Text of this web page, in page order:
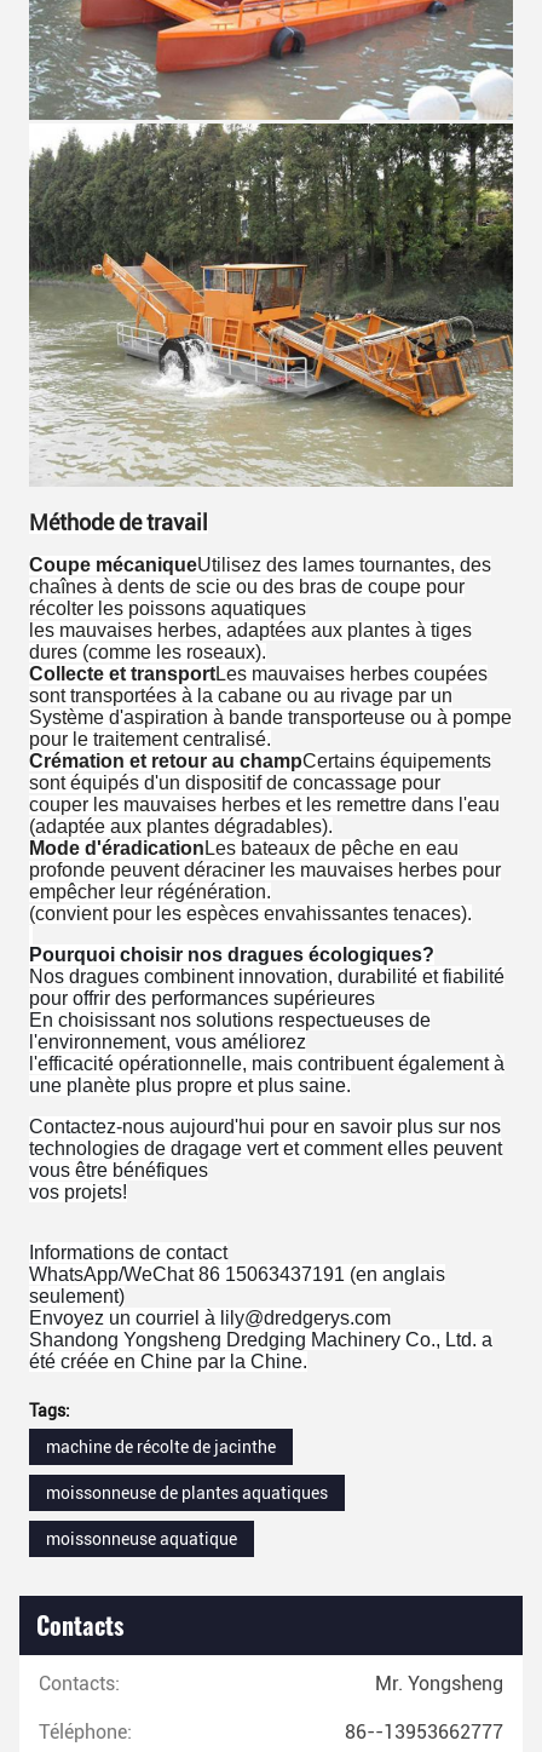
Méthode de travail
Coupe mécaniqueUtilisez des lames tournantes, des
chaînes à dents de scie ou des bras de coupe pour
récolter les poissons aquatiques
les mauvaises herbes, adaptées aux plantes à tiges
dures (comme les roseaux).
Collecte et transportLes mauvaises herbes coupées
sont transportées à la cabane ou au rivage par un
Système d'aspiration à bande transporteuse ou à pompe
pour le traitement centralisé.
Crémation et retour au champCertains équipements
sont équipés d'un dispositif de concassage pour
couper les mauvaises herbes et les remettre dans l'eau
(adaptée aux plantes dégradables).
Mode d'éradication Les bateaux de pêche en eau
profonde peuvent déraciner les mauvaises herbes pour
empêcher leur régénération.
(convient pour les espèces envahissantes tenaces).
Pourquoi choisir nos dragues écologiques?
Nos dragues combinent innovation, durabilité et fiabilité
pour offrir des performances supérieures
En choisissant nos solutions respectueuses de
l'environnement, vous améliorez
l'efficacité opérationnelle, mais contribuent également à
une planète plus propre et plus saine.
Contactez-nous aujourd'hui pour en savoir plus sur nos
technologies de dragage vert et comment elles peuvent
vous être bénéfiques
vos projets!
Informations de contact
WhatsApp/WeChat 86 15063437191 (en anglais
seulement)
Envoyez un courriel à lily@dredgerys.com
Shandong Yongsheng Dredging Machinery Co., Ltd. a
été créée en Chine par la Chine.
Tags:
machine de récolte de jacinthe
moissonneuse de plantes aquatiques
moissonneuse aquatique
Contacts
Contacts: Mr. Yongsheng
Téléphone: 86--13953662777